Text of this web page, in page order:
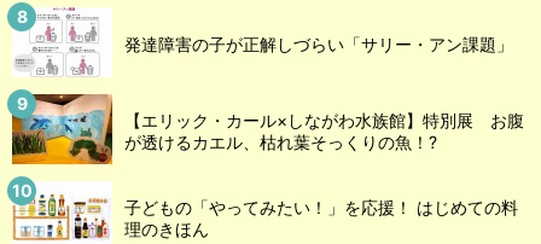
発達障害の子が正解しづらい「サリー・アン課題」
【エリック・カール×しながわ水族館】特別展 お腹
が透けるカエル、枯れ葉そっくりの魚！?
子どもの「やってみたい！」を応援！ はじめての料
理のきほん